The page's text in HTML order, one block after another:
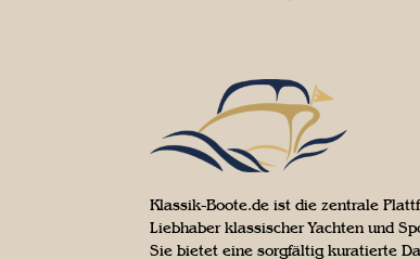
Klassik-Boote.de ist die zentrale
Liebhaber klassischer Yachten und
Sie bietet eine sorgfältig kuratierte